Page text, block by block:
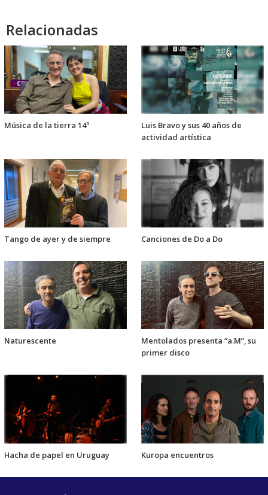
Relacionadas
Música de la tierra 14º
Luis Bravo y sus 40 años de
actividad artística
Tango de ayer y de siempre Canciones de Do a Do
Naturescente
Mentolados presenta “a.M”, su
primer disco
Hacha de papel en Uruguay Kuropa encuentros